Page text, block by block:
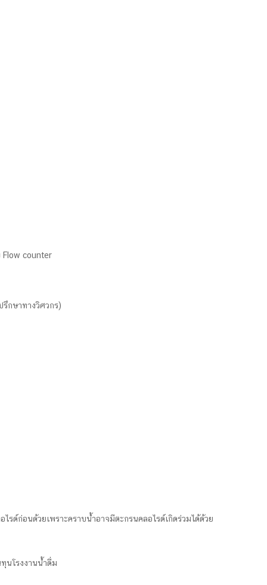
Flow counter
กษาทางวิศวกร)
รด์ก่อนด้วยเพราะคราบน้ำอาจมีตะกรนคลอไรด์เกิดร่วมได้ด้วย
นโรงงานน้ำดื่ม